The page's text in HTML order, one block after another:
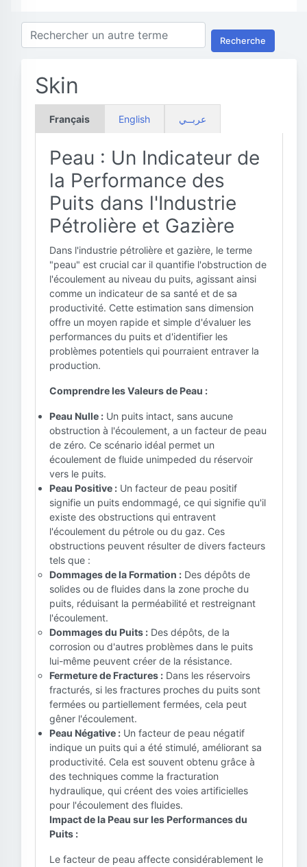
Recherche
Skin
Français English عربــي
Peau : Un Indicateur de
la Performance des
Puits dans l'Industrie
Pétrolière et Gazière
Dans l'industrie pétrolière et gazière, le terme
"peau" est crucial car il quantifie l'obstruction de
l'écoulement au niveau du puits, agissant ainsi
comme un indicateur de sa santé et de sa
productivité. Cette estimation sans dimension
offre un moyen rapide et simple d'évaluer les
performances du puits et d'identifier les
problèmes potentiels qui pourraient entraver la
production.
Comprendre les Valeurs de Peau :
Peau Nulle : Un puits intact, sans aucune
obstruction à l'écoulement, a un facteur de peau
de zéro. Ce scénario idéal permet un
écoulement de fluide unimpeded du réservoir
vers le puits.
Peau Positive : Un facteur de peau positif
signifie un puits endommagé, ce qui signifie qu'il
existe des obstructions qui entravent
l'écoulement du pétrole ou du gaz. Ces
obstructions peuvent résulter de divers facteurs
tels que :
Dommages de la Formation : Des dépôts de
solides ou de fluides dans la zone proche du
puits, réduisant la perméabilité et restreignant
l'écoulement.
Dommages du Puits : Des dépôts, de la
corrosion ou d'autres problèmes dans le puits
lui-même peuvent créer de la résistance.
Fermeture de Fractures : Dans les réservoirs
fracturés, si les fractures proches du puits sont
fermées ou partiellement fermées, cela peut
gêner l'écoulement.
Peau Négative : Un facteur de peau négatif
indique un puits qui a été stimulé, améliorant sa
productivité. Cela est souvent obtenu grâce à
des techniques comme la fracturation
hydraulique, qui créent des voies artificielles
pour l'écoulement des fluides.
Impact de la Peau sur les Performances du
Puits :
Le facteur de peau affecte considérablement le